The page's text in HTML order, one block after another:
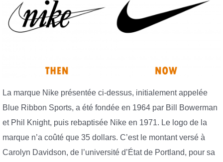
La marque Nike présentée ci-dessus, initialement appelée
Blue Ribbon Sports, a été fondée en 1964 par Bill Bowerman
et Phil Knight, puis rebaptisée Nike en 1971. Le logo de la
marque n’a coûté que 35 dollars. C’est le montant versé à
Carolyn Davidson, de l’université d’État de Portland, pour sa